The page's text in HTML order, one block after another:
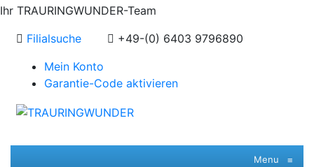
Ihr TRAURINGWUNDER-Team
Filialsuche
+49-(0) 6403 9796890
Mein Konto
Garantie-Code aktivieren
Menu ≡